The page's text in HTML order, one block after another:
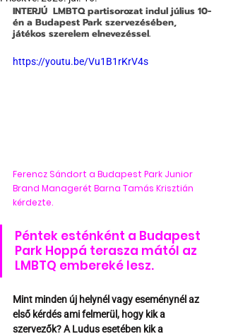
INTERJÚ
  LMBTQ partisorozat indul július 10-
én a Budapest Park szervezésében,
játékos szerelem elnevezéssel.
https://youtu.be/Vu1B1rKrV4s
Ferencz Sándort a Budapest Park Junior
Brand Managerét Barna Tamás Krisztián
kérdezte.
Péntek esténként a Budapest
Park Hoppá terasza mától az
LMBTQ embereké lesz.
Mint minden új helynél vagy eseménynél az
első kérdés ami felmerül, hogy kik a
szervezők? A Ludus esetében kik a